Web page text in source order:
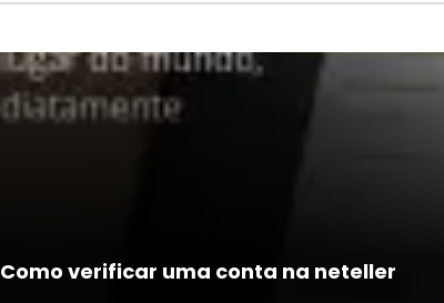
Como verificar uma conta na neteller